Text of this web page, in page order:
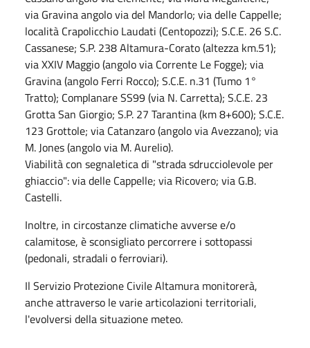
via Gravina angolo via del Mandorlo; via delle Cappelle;
località Crapolicchio Laudati (Centopozzi); S.C.E. 26 S.C.
Cassanese; S.P. 238 Altamura-Corato (altezza km.51);
via XXIV Maggio (angolo via Corrente Le Fogge); via
Gravina (angolo Ferri Rocco); S.C.E. n.31 (Tumo 1°
Tratto); Complanare SS99 (via N. Carretta); S.C.E. 23
Grotta San Giorgio; S.P. 27 Tarantina (km 8+600); S.C.E.
123 Grottole; via Catanzaro (angolo via Avezzano); via
M. Jones (angolo via M. Aurelio).
Viabilità con segnaletica di "strada sdrucciolevole per
ghiaccio": via delle Cappelle; via Ricovero; via G.B.
Castelli.
Inoltre, in circostanze climatiche avverse e/o
calamitose, è sconsigliato percorrere i sottopassi
(pedonali, stradali o ferroviari).
Il Servizio Protezione Civile Altamura monitorerà,
anche attraverso le varie articolazioni territoriali,
l'evolversi della situazione meteo.